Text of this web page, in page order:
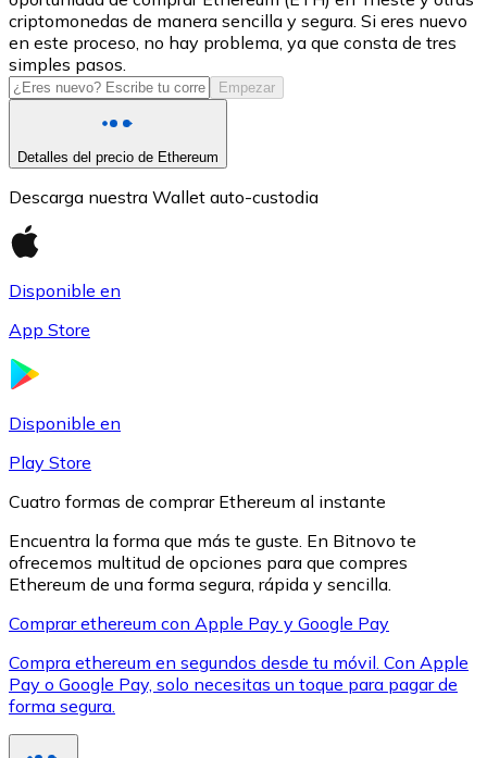
USDC
Litecoin
LTC
Ver todo
criptomonedas de manera sencilla y segura. Si eres nuevo
en este proceso, no hay problema, ya que consta de tres
simples pasos.
Empezar
Detalles del precio de Ethereum
Descarga nuestra Wallet auto-custodia
Disponible en
App Store
Disponible en
Play Store
Cuatro formas de comprar Ethereum al instante
Encuentra la forma que más te guste. En Bitnovo te
ofrecemos multitud de opciones para que compres
Ethereum de una forma segura, rápida y sencilla.
Comprar ethereum con Apple Pay y Google Pay
Compra ethereum en segundos desde tu móvil. Con Apple
Pay o Google Pay, solo necesitas un toque para pagar de
forma segura.